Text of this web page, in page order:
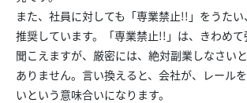
また、社員に対しても「専業禁止!!」をうた
推奨しています。「専業禁止!!」は、きわめ
聞こえますが、厳密には、絶対副業しなさい
ありません。言い換えると、会社が、レール
いという意味合いになります。